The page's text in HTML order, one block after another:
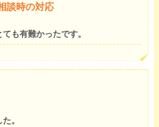
談時の対応
も有難かったです。
。